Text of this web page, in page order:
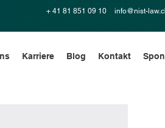
+ 41 81 851 09 10 info@nist-
Karriere Blog Kontakt